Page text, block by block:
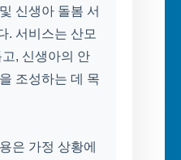
신생아 돌봄 서
. 서비스는 산모
, 신생아의 안
조성하는 데 목
은 가정 상황에